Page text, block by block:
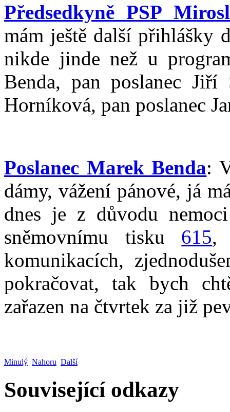
Předsedkyně PSP
mám ještě další přihlášky
nikde jinde než u
Benda, pan poslanec Jiří
Horníková, pan poslanec
Poslanec Marek Benda:
dámy, vážení pánové, já
dnes je z důvodu
sněmovnímu tisku 615,
komunikacích,
pokračovat, tak bych
zařazen na čtvrtek za již
Minulý Nahoru Další
Související odkazy